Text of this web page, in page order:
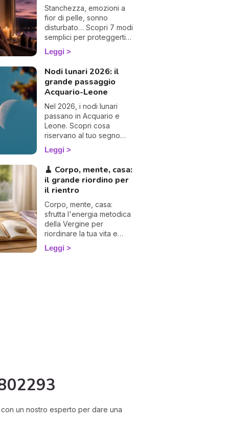
Stanchezza, emozioni a
fior di pelle, sonno
disturbato… Scopri 7 modi
semplici per proteggerti
energeticamente durante
un'eclissi e viverla con
Leggi
Nodi lunari 2026: il
grande passaggio
Acquario-Leone
Nel 2026, i nodi lunari
passano in Acquario e
Leone. Scopri cosa
riservano al tuo segno
questo grande
cambiamento e le 4
eclissi dell'anno.
Leggi
🧹 Corpo, mente, casa:
il grande riordino per
il rientro
Corpo, mente, casa:
sfrutta l'energia metodica
della Vergine per
riordinare la tua vita e
affrontare il rientro 2026
con leggerezza. La guida
Leggi
un nostro esperto per dare una